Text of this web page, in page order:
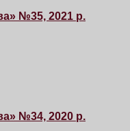
№35, 2021 р.
№34, 2020 р.